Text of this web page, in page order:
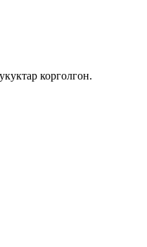
корголгон.